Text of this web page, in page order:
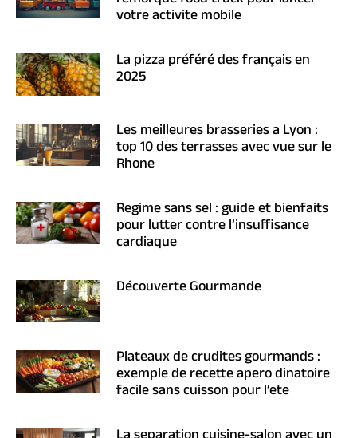
votre activite mobile
La pizza préféré des français en
2025
Les meilleures brasseries a Lyon :
top 10 des terrasses avec vue sur le
Rhone
Regime sans sel : guide et bienfaits
pour lutter contre l’insuffisance
cardiaque
Découverte Gourmande
Plateaux de crudites gourmands :
exemple de recette apero dinatoire
facile sans cuisson pour l’ete